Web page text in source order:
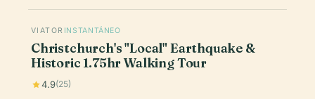
VIATOR INSTANTÁNEO
Christchurch's "Local" Earthquake &
Historic 1.75hr Walking Tour
4.9(25)